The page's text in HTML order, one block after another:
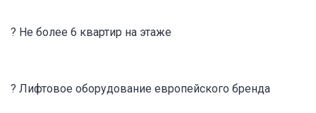
? Не более 6 квартир на этаже
? Лифтовое оборудование европейского бренда